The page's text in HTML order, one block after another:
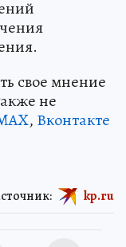
свое мнение
не
, Вконтакте
kp.ru